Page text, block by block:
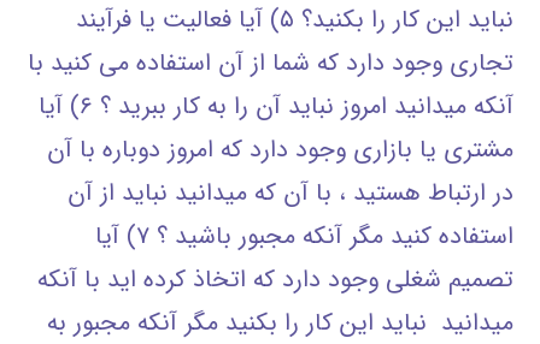
نباید این کار را بکنید؟ ۵) آیا فعالیت یا فرآیند
تجاری وجود دارد که شما از آن استفاده می کنید با
آنکه میدانید امروز نباید آن را به کار ببرید ؟ ۶) آیا
مشتری یا بازاری وجود دارد که امروز دوباره با آن
در ارتباط هستید ، با آن که میدانید نباید از آن
استفاده کنید مگر آنکه مجبور باشید ؟ ۷) آیا
تصمیم شغلی وجود دارد که اتخاذ کرده اید با آنکه
میدانید نباید این کار را بکنید مگر آنکه مجبور به